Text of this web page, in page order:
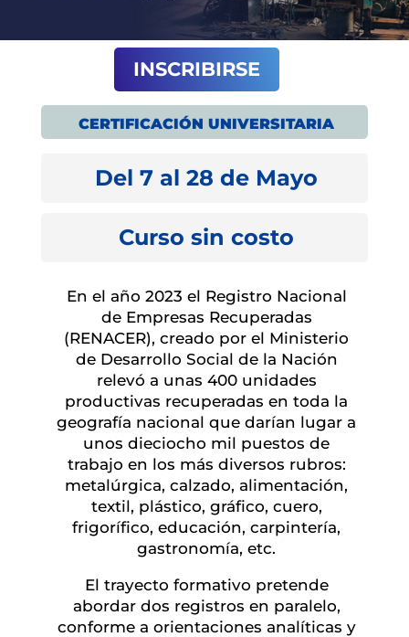
INSCRIBIRSE
CERTIFICACIÓN UNIVERSITARIA
Del 7 al 28 de Mayo
Curso sin costo
En el año 2023 el Registro Nacional
de Empresas Recuperadas
(RENACER), creado por el Ministerio
de Desarrollo Social de la Nación
relevó a unas 400 unidades
productivas recuperadas en toda la
geografía nacional que darían lugar a
unos dieciocho mil puestos de
trabajo en los más diversos rubros:
metalúrgica, calzado, alimentación,
textil, plástico, gráfico, cuero,
frigorífico, educación, carpintería,
gastronomía, etc.
El trayecto formativo pretende
abordar dos registros en paralelo,
conforme a orientaciones analíticas y